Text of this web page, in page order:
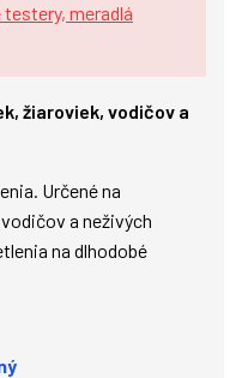
meradlá
žiaroviek, vodičov a
Určené na
a neživých
na dlhodobé